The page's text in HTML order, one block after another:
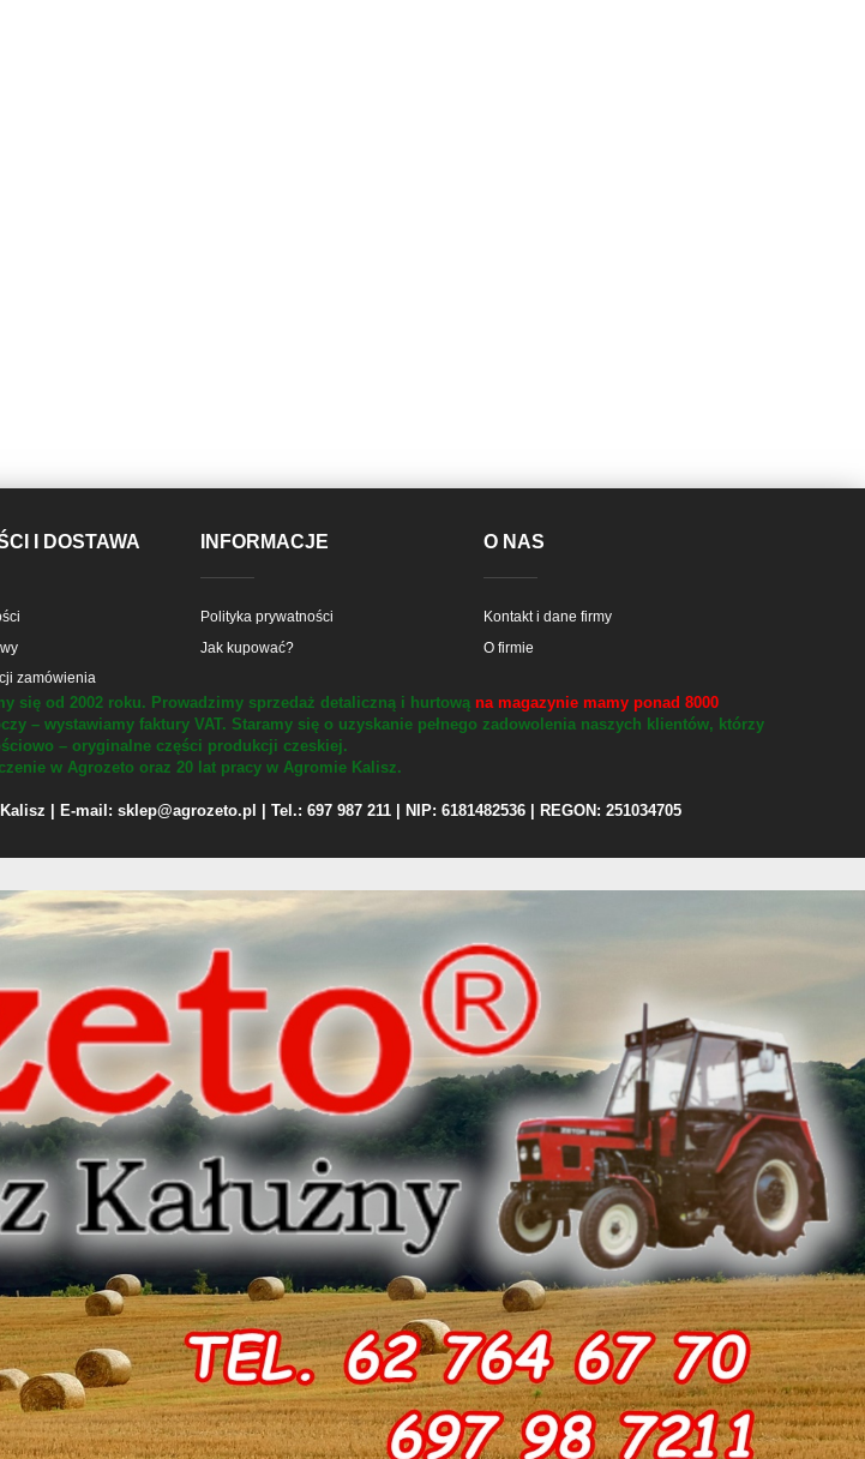
I DOSTAWA
zamówienia
INFORMACJE
Polityka prywatności
Jak kupować?
O NAS
Kontakt i dane firmy
O firmie
się od 2002 roku. Prowadzimy sprzedaż detaliczną i hurtową na magazynie mamy ponad 8000
– wystawiamy faktury VAT. Staramy się o uzyskanie pełnego zadowolenia naszych klientów, którzy
– oryginalne części produkcji czeskiej.
w Agrozeto oraz 20 lat pracy w Agromie Kalisz.
| E-mail: sklep@agrozeto.pl | Tel.: 697 987 211 | NIP: 6181482536 | REGON: 251034705